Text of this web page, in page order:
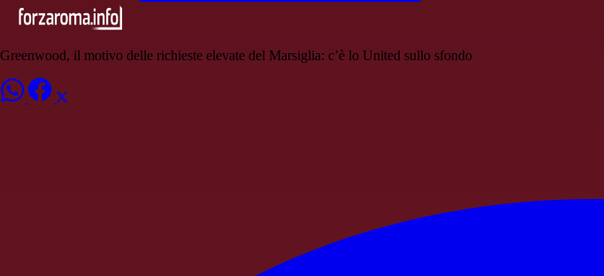
Greenwood, il motivo delle richieste elevate del Marsiglia: c’è lo United sullo sfondo